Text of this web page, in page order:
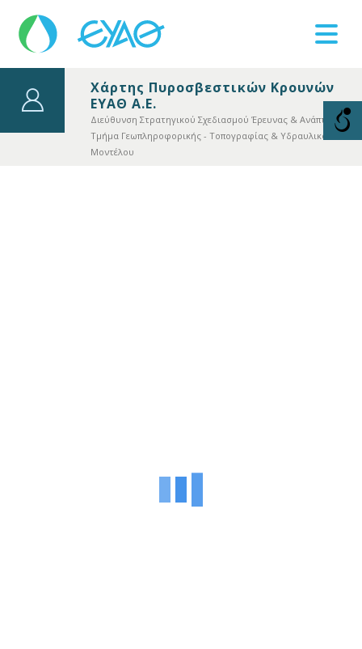
11124
Χάρτης Πυροσβεστικών Κρουνών
ΕΥΑΘ Α.Ε.
Διεύθυνση Στρατηγικού Σχεδιασμού Έρευνας & Ανάπτυξης
Τμήμα Γεωπληροφορικής - Τοπογραφίας & Υδραυλικού
Μοντέλου